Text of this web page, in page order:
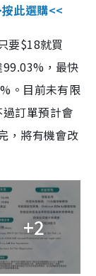
此選購<<
要$18就買
，最快
。目前未有限
訂單預計會
，將有機會改
+2